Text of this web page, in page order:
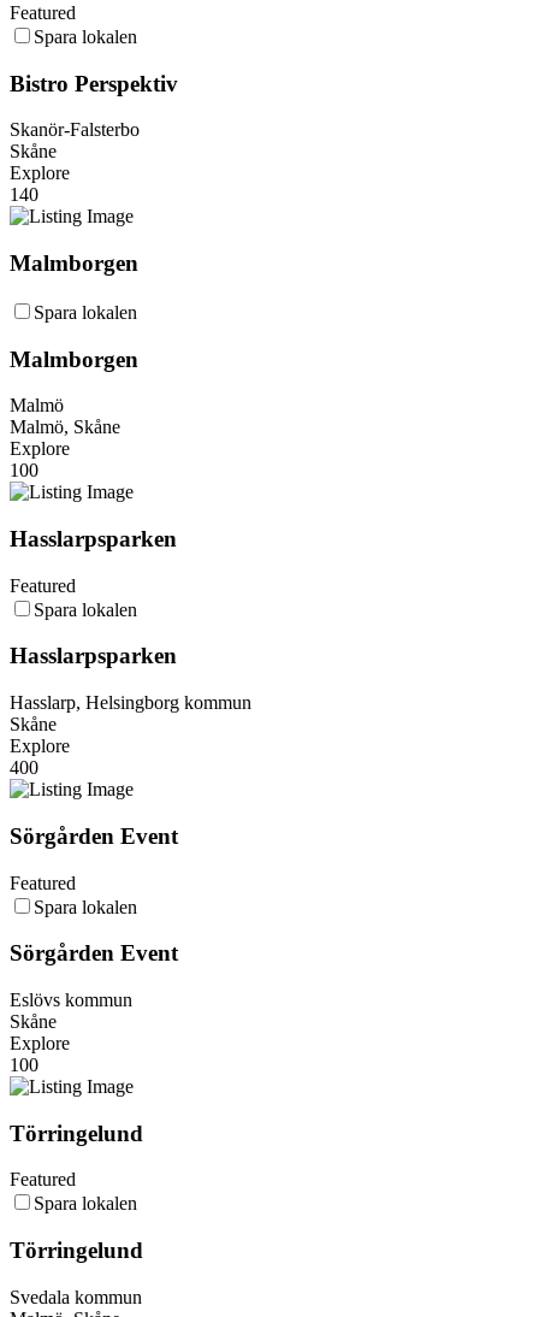
Featured
Spara lokalen
Bistro Perspektiv
Skanör-Falsterbo
Skåne
Explore
140
Malmborgen
Spara lokalen
Malmborgen
Malmö
Malmö, Skåne
Explore
100
Hasslarpsparken
Featured
Spara lokalen
Hasslarpsparken
Hasslarp, Helsingborg kommun
Skåne
Explore
400
Sörgården Event
Featured
Spara lokalen
Sörgården Event
Eslövs kommun
Skåne
Explore
100
Törringelund
Featured
Spara lokalen
Törringelund
Svedala kommun